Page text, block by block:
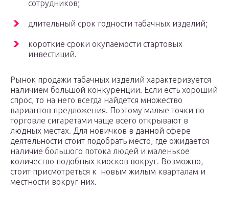
сотрудников;
длительный срок годности табачных изделий;
короткие сроки окупаемости стартовых
инвестиций.
Рынок продажи табачных изделий характеризуется
наличием большой конкуренции. Если есть хороший
спрос, то на него всегда найдется множество
вариантов предложения. Поэтому малые точки по
торговле сигаретами чаще всего открывают в
людных местах. Для новичков в данной сфере
деятельности стоит подобрать место, где ожидается
наличие большого потока людей и маленькое
количество подобных киосков вокруг. Возможно,
стоит присмотреться к новым жилым кварталам и
местности вокруг них.